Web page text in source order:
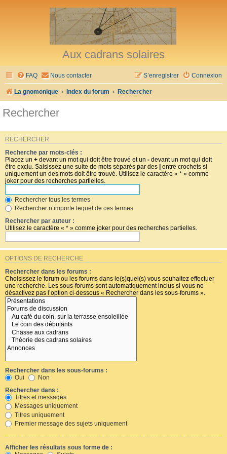
Aux cadrans solaires
FAQ Nous contacter Connexion
S’enregistrer
La gnomonique Index du forum Rechercher
Rechercher
RECHERCHER
Recherche par mots-clés :
Placez un + devant un mot qui doit être trouvé et un - devant un mot qui doit
être exclu. Saisissez une suite de mots séparés par des | entre crochets si
uniquement un des mots doit être trouvé. Utilisez le caractère « * » comme
joker pour des recherches partielles.
Rechercher tous les termes
Rechercher n’importe lequel de ces termes
Rechercher par auteur :
Utilisez le caractère « * » comme joker pour des recherches partielles.
OPTIONS DE RECHERCHE
Rechercher dans les forums :
Choisissez le forum ou les forums dans le(s)quel(s) vous souhaitez effectuer
une recherche. Les sous-forums sont automatiquement inclus si vous ne
désactivez pas l’option ci-dessous « Rechercher dans les sous-forums ».
Rechercher dans les sous-forums :
Oui
Non
Rechercher dans :
Titres et messages
Messages uniquement
Titres uniquement
Premier message des sujets uniquement
Afficher les résultats sous forme de :